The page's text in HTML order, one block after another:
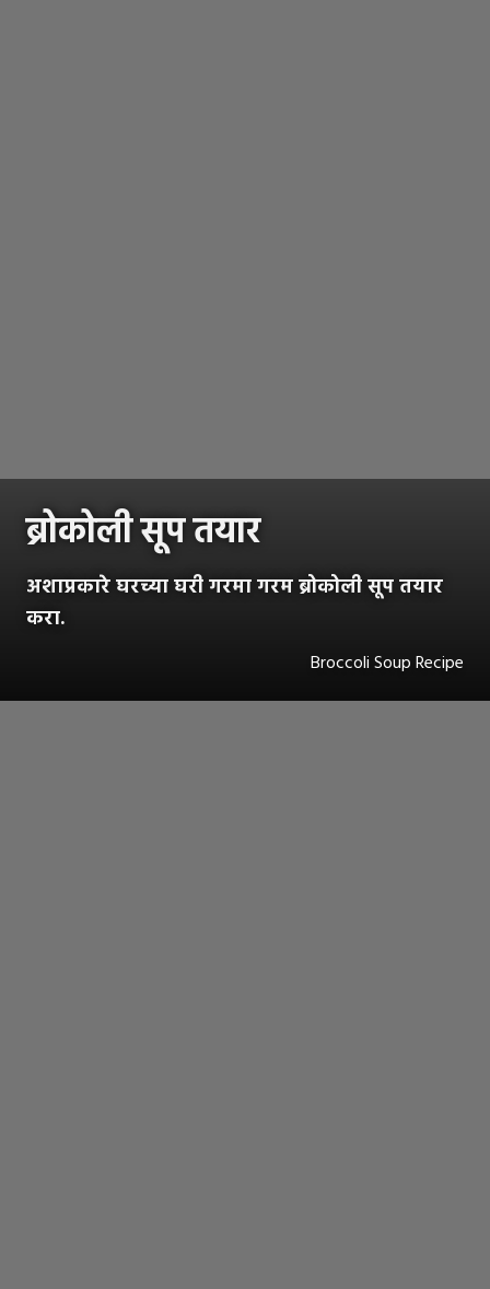
ब्रोकोली सूप तयार
अशाप्रकारे घरच्या घरी गरमा गरम ब्रोकोली सूप तयार
करा.
Broccoli Soup Recipe